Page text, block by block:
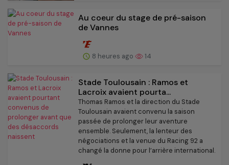
Au coeur du stage de pré-saison
de Vannes
8 heures ago 14
Stade Toulousain : Ramos et
Lacroix avaient pourta...
Thomas Ramos et la direction du Stade
Toulousain avaient convenu la saison
passée de prolonger leur aventure
ensemble. Seulement, la lenteur des
négociations et la venue du Racing 92 a
changé la donne pour l’arrière international.